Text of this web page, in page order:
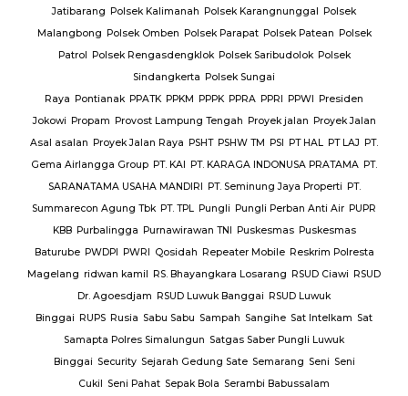
Jatibarang Polsek Kalimanah Polsek Karangnunggal Polsek
Malangbong Polsek Omben Polsek Parapat Polsek Patean Polsek
Patrol Polsek Rengasdengklok Polsek Saribudolok Polsek
Sindangkerta Polsek Sungai
Raya Pontianak PPATK PPKM PPPK PPRA PPRI PPWI Presiden
Jokowi Propam Provost Lampung Tengah Proyek jalan Proyek Jalan
Asal asalan Proyek Jalan Raya PSHT PSHW TM PSI PT HAL PT LAJ PT.
Gema Airlangga Group PT. KAI PT. KARAGA INDONUSA PRATAMA PT.
SARANATAMA USAHA MANDIRI PT. Seminung Jaya Properti PT.
Summarecon Agung Tbk PT. TPL Pungli Pungli Perban Anti Air PUPR
KBB Purbalingga Purnawirawan TNI Puskesmas Puskesmas
Baturube PWDPI PWRI Qosidah Repeater Mobile Reskrim Polresta
Magelang ridwan kamil RS. Bhayangkara Losarang RSUD Ciawi RSUD
Dr. Agoesdjam RSUD Luwuk Banggai RSUD Luwuk
Binggai RUPS Rusia Sabu Sabu Sampah Sangihe Sat Intelkam Sat
Samapta Polres Simalungun Satgas Saber Pungli Luwuk
Binggai Security Sejarah Gedung Sate Semarang Seni Seni
Cukil Seni Pahat Sepak Bola Serambi Babussalam